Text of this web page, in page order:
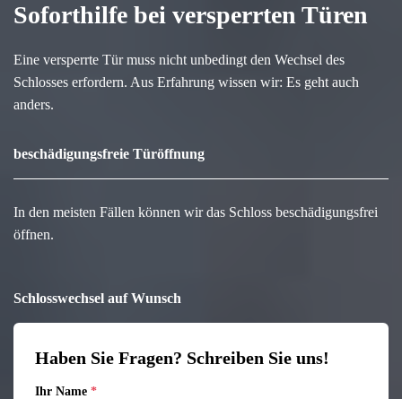
Soforthilfe bei versperrten Türen
Eine versperrte Tür muss nicht unbedingt den Wechsel des
Schlosses erfordern. Aus Erfahrung wissen wir: Es geht auch
anders.
beschädigungsfreie Türöffnung
In den meisten Fällen können wir das Schloss beschädigungsfrei
öffnen.
Schlosswechsel auf Wunsch
Haben Sie Fragen? Schreiben Sie uns!
Ihr Name